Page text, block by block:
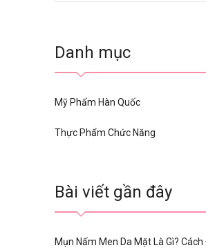
Danh mục
Mỹ Phẩm Hàn Quốc
Thực Phẩm Chức Năng
Bài viết gần đây
Mụn Nấm Men Da Mặt Là Gì? Cách